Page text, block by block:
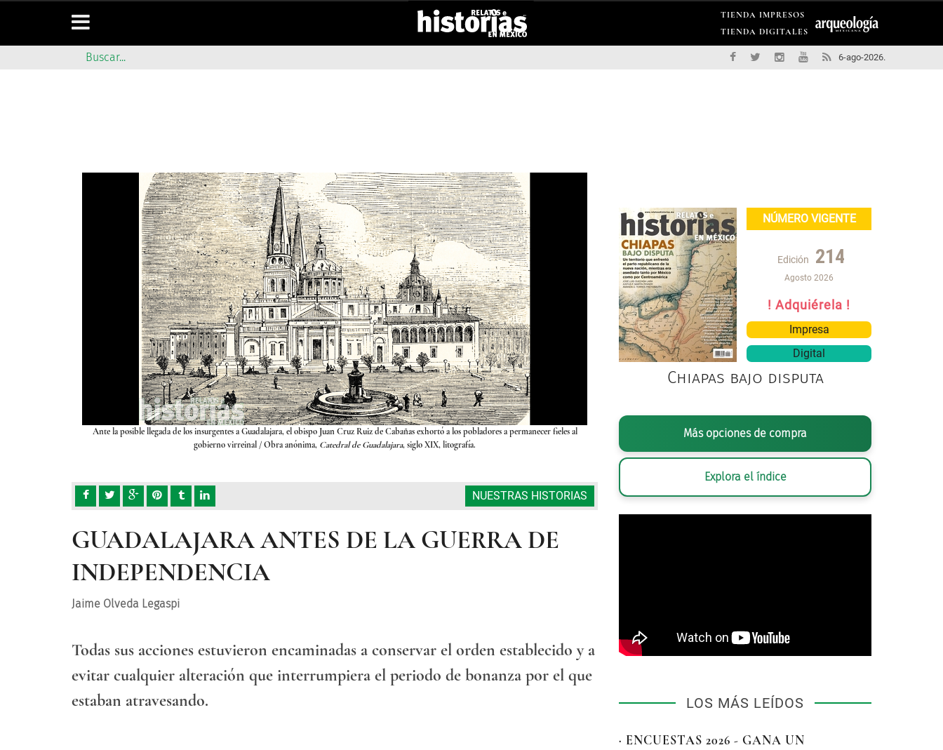
TIENDA IMPRESOS
TIENDA DIGITALES
6-ago-2026.
Ante la posible llegada de los insurgentes a Guadalajara, el obispo Juan Cruz Ruiz de Cabañas exhortó a los pobladores a permanecer fieles al
gobierno virreinal / Obra anónima, Catedral de Guadalajara, siglo XIX, litografía.
Ante la posible llegada de los insurgentes a Guadalajara, el obispo Juan Cruz Ruiz de Cabañas
Catedral de Guadalajara
NUESTRAS HISTORIAS
GUADALAJARA ANTES DE LA GUERRA DE
INDEPENDENCIA
Jaime Olveda Legaspi
Todas sus acciones estuvieron encaminadas a conservar el orden establecido y a
evitar cualquier alteración que interrumpiera el periodo de bonanza por el que
estaban atravesando.
NÚMERO VIGENTE
Edición 214
Agosto 2026
! Adquiérela !
Impresa
Digital
Chiapas bajo disputa
Más opciones de compra
Explora el índice
LOS MÁS LEÍDOS
· ENCUESTAS 2026 - GANA UN